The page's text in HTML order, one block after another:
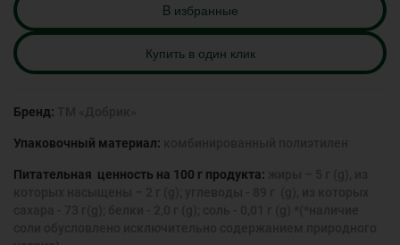
B избранные
Купить в один клик
Бренд:
Упаковочный материал:
Питательная ценность на 100 г продукта: